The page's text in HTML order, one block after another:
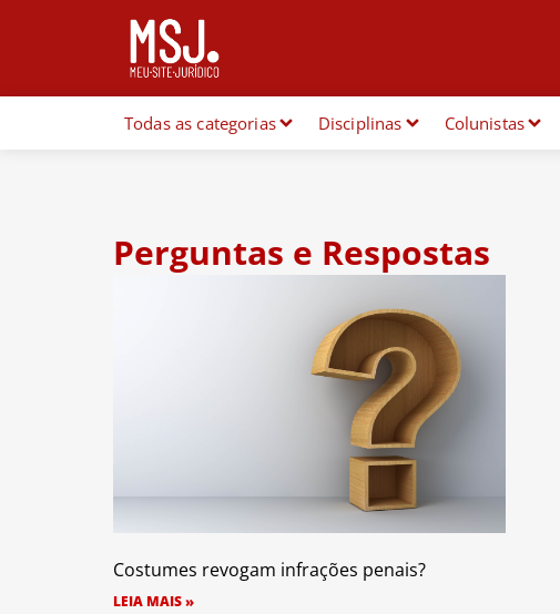
Todas as categorias Disciplinas Colunistas
Perguntas e Respostas
Costumes revogam infrações penais?
LEIA MAIS »